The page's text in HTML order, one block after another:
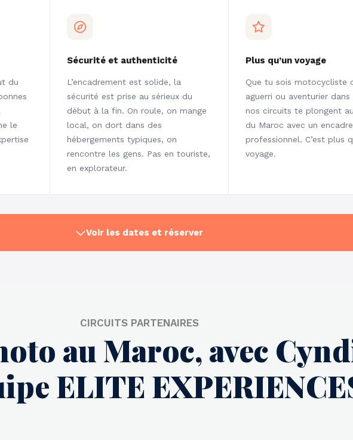
du
le
Sécurité et authenticité
L’encadrement est solide, la
sécurité est prise au sérieux du
début à la fin. On roule, on mange
local, on dort dans des
hébergements typiques, on
rencontre les gens. Pas en touriste,
en explorateur.
Plus qu’un voyage
Que tu sois motocycliste
aguerri ou aventurier dans
nos circuits te plongent
du Maroc avec un
professionnel. C’est plus
voyage.
Voir les dates et réserver
CIRCUITS PARTENAIRES
au Maroc, avec
ELITE